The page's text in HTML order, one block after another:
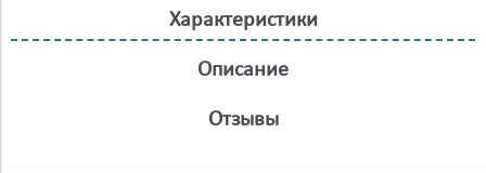
Характеристики
Описание
Отзывы